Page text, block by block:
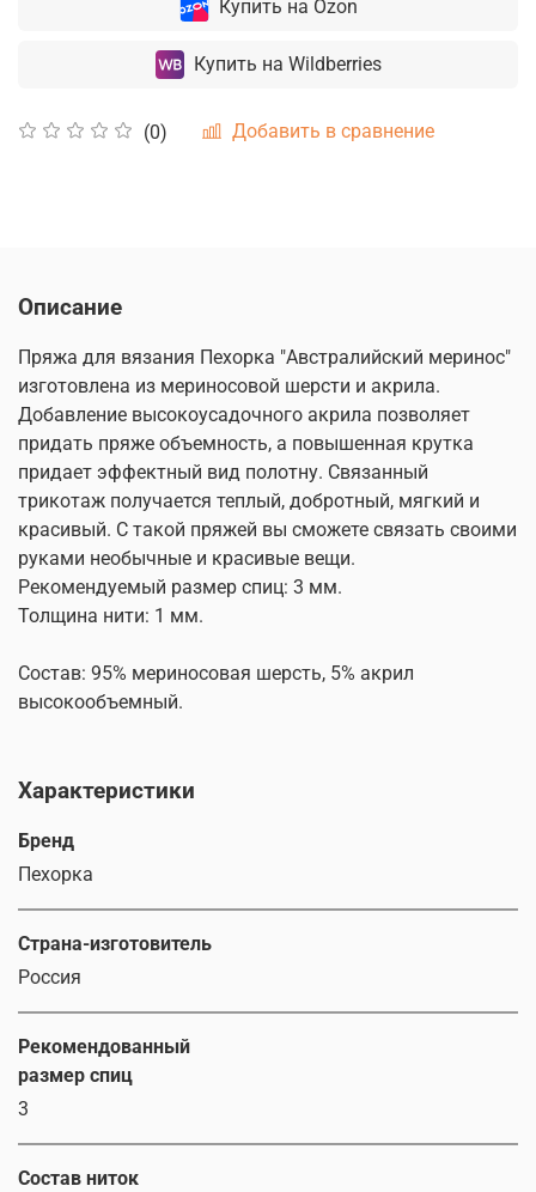
(0) Добавить в сравнение
Купить на Ozon
Купить на Wildberries
Описание
Пряжа для вязания Пехорка "Австралийский меринос"
изготовлена из мериносовой шерсти и акрила.
Добавление высокоусадочного акрила позволяет
придать пряже объемность, а повышенная крутка
придает эффектный вид полотну. Связанный
трикотаж получается теплый, добротный, мягкий и
красивый. С такой пряжей вы сможете связать своими
руками необычные и красивые вещи.
Рекомендуемый размер спиц: 3 мм.
Толщина нити: 1 мм.
Состав: 95% мериносовая шерсть, 5% акрил
высокообъемный.
Характеристики
Бренд
Пехорка
Страна-изготовитель
Россия
Рекомендованный
размер спиц
3
Состав ниток